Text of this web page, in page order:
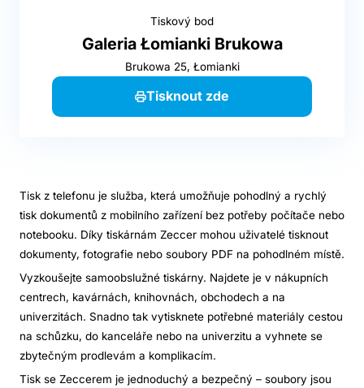
Tiskový bod
Galeria Łomianki Brukowa
Brukowa 25, Łomianki
Tisknout zde
Tisk z telefonu je služba, která umožňuje pohodlný a rychlý
tisk dokumentů z mobilního zařízení bez potřeby počítače nebo
notebooku. Díky tiskárnám Zeccer mohou uživatelé tisknout
dokumenty, fotografie nebo soubory PDF na pohodlném místě.
Vyzkoušejte samoobslužné tiskárny. Najdete je v nákupních
centrech, kavárnách, knihovnách, obchodech a na
univerzitách. Snadno tak vytisknete potřebné materiály cestou
na schůzku, do kanceláře nebo na univerzitu a vyhnete se
zbytečným prodlevám a komplikacím.
Tisk se Zeccerem je jednoduchý a bezpečný – soubory jsou